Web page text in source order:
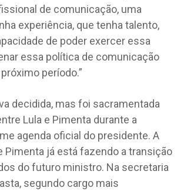
de comunicação, uma
experiência, que tenha talento,
de poder exercer essa
essa política de comunicação
período.”
decidida, mas foi sacramentada
Lula e Pimenta durante a
agenda oficial do presidente. A
Pimenta já está fazendo a transição
do futuro ministro. Na secretaria
segundo cargo mais